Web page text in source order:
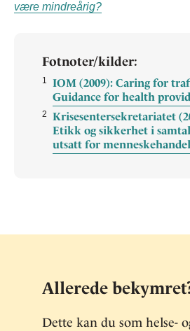
være mindreårig?
Fotnoter/kilder:
1
IOM (2009): Caring for
Guidance for health
2
Krisesentersekretariatet
Etikk og sikkerhet i
utsatt for
Allerede
Dette kan du som helse-